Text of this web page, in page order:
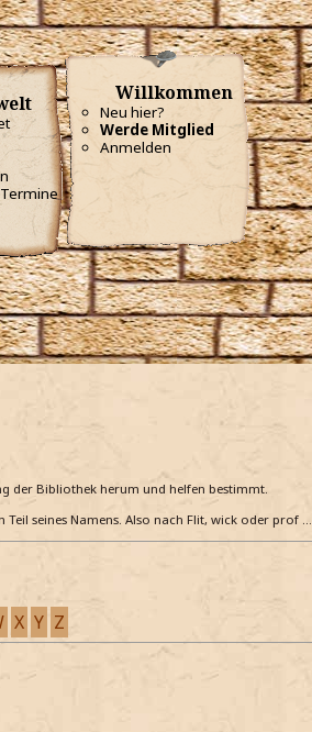
Willkommen
Neu hier?
Werde Mitglied
Anmelden
der Bibliothek herum und helfen bestimmt.
seines Namens. Also nach Flit, wick oder prof …
X Y Z